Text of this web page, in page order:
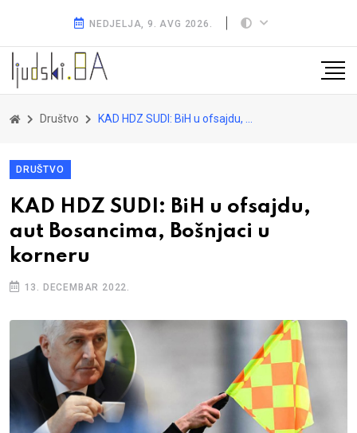
NEDJELJA, 9. AVG 2026.
Društvo KAD HDZ SUDI: BiH u ofsajdu, aut Bosancima, Bošnjaci u korneru
DRUŠTVO
KAD HDZ SUDI: BiH u ofsajdu,
aut Bosancima, Bošnjaci u
korneru
13. DECEMBAR 2022.